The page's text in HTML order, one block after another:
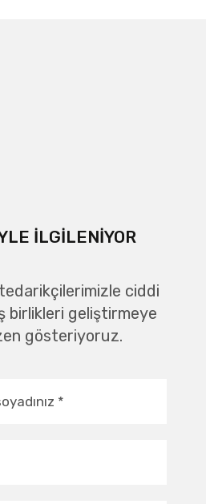
ILGILENIYOR
tedarikçilerimizle ciddi
birlikleri geliştirmeye
gösteriyoruz.
*